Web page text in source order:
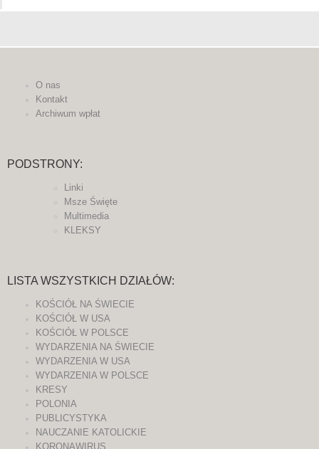
O nas
Kontakt
Archiwum wpłat
PODSTRONY:
Linki
Msze Święte
Multimedia
KLEKSY
LISTA WSZYSTKICH DZIAŁÓW:
KOŚCIÓŁ NA ŚWIECIE
KOŚCIÓŁ W USA
KOŚCIÓŁ W POLSCE
WYDARZENIA NA ŚWIECIE
WYDARZENIA W USA
WYDARZENIA W POLSCE
KRESY
POLONIA
PUBLICYSTYKA
NAUCZANIE KATOLICKIE
KORONAWIRUS